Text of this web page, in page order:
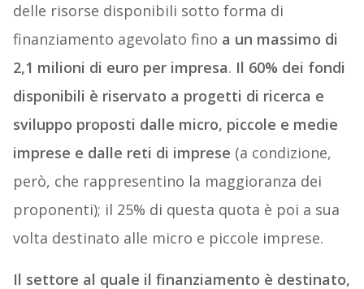
delle risorse disponibili sotto forma di
finanziamento agevolato fino a un massimo di
2,1 milioni di euro per impresa. Il 60% dei fondi
disponibili è riservato a progetti di ricerca e
sviluppo proposti dalle micro, piccole e medie
imprese e dalle reti di imprese (a condizione,
però, che rappresentino la maggioranza dei
proponenti); il 25% di questa quota è poi a sua
volta destinato alle micro e piccole imprese.
Il settore al quale il finanziamento è destinato,